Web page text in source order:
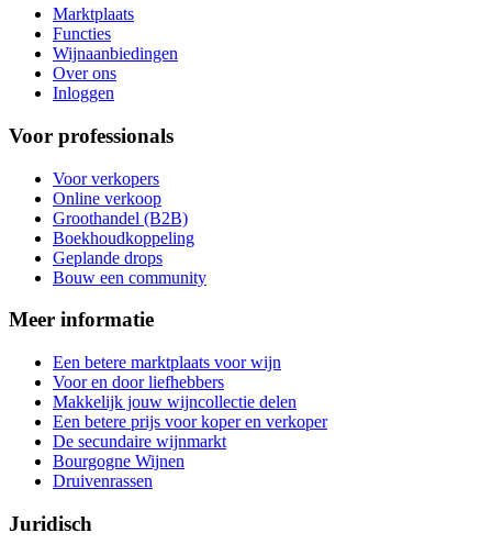
Marktplaats
Functies
Wijnaanbiedingen
Over ons
Inloggen
Voor professionals
Voor verkopers
Online verkoop
Groothandel (B2B)
Boekhoudkoppeling
Geplande drops
Bouw een community
Meer informatie
Een betere marktplaats voor wijn
Voor en door liefhebbers
Makkelijk jouw wijncollectie delen
Een betere prijs voor koper en verkoper
De secundaire wijnmarkt
Bourgogne Wijnen
Druivenrassen
Juridisch